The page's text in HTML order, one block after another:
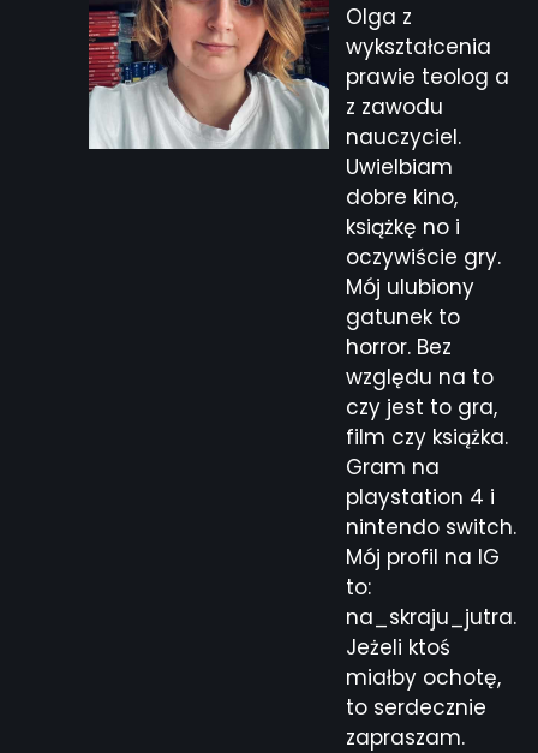
Olga z
wykształcenia
prawie teolog a
z zawodu
nauczyciel.
Uwielbiam
dobre kino,
książkę no i
oczywiście gry.
Mój ulubiony
gatunek to
horror. Bez
względu na to
czy jest to gra,
film czy książka.
Gram na
playstation 4 i
nintendo switch.
Mój profil na IG
to:
na_skraju_jutra.
Jeżeli ktoś
miałby ochotę,
to serdecznie
zapraszam.